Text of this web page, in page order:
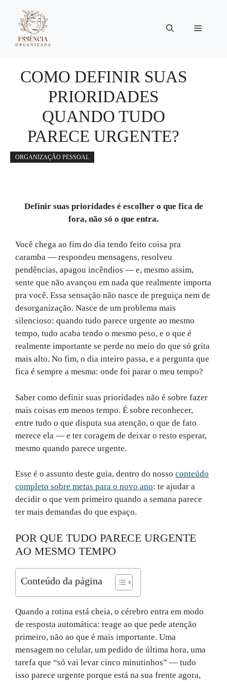
conteúdo
Menu
COMO DEFINIR SUAS
PRIORIDADES
QUANDO TUDO
PARECE URGENTE?
ORGANIZAÇÃO PESSOAL
Definir suas prioridades é escolher o que fica de
fora, não só o que entra.
Você chega ao fim do dia tendo feito coisa pra
caramba — respondeu mensagens, resolveu
pendências, apagou incêndios — e, mesmo assim,
sente que não avançou em nada que realmente importa
pra você. Essa sensação não nasce de preguiça nem de
desorganização. Nasce de um problema mais
silencioso: quando tudo parece urgente ao mesmo
tempo, tudo acaba tendo o mesmo peso, e o que é
realmente importante se perde no meio do que só grita
mais alto. No fim, o dia inteiro passa, e a pergunta que
fica é sempre a mesma: onde foi parar o meu tempo?
Saber como definir suas prioridades não é sobre fazer
mais coisas em menos tempo. É sobre reconhecer,
entre tudo o que disputa sua atenção, o que de fato
merece ela — e ter coragem de deixar o resto esperar,
mesmo quando parece urgente.
Esse é o assunto deste guia, dentro do nosso conteúdo
completo sobre metas para o novo ano: te ajudar a
decidir o que vem primeiro quando a semana parece
ter mais demandas do que espaço.
POR QUE TUDO PARECE URGENTE
AO MESMO TEMPO
Conteúdo da página
Quando a rotina está cheia, o cérebro entra em modo
de resposta automática: reage ao que pede atenção
primeiro, não ao que é mais importante. Uma
mensagem no celular, um pedido de última hora, uma
tarefa que “só vai levar cinco minutinhos” — tudo
isso parece urgente porque está na sua frente agora,